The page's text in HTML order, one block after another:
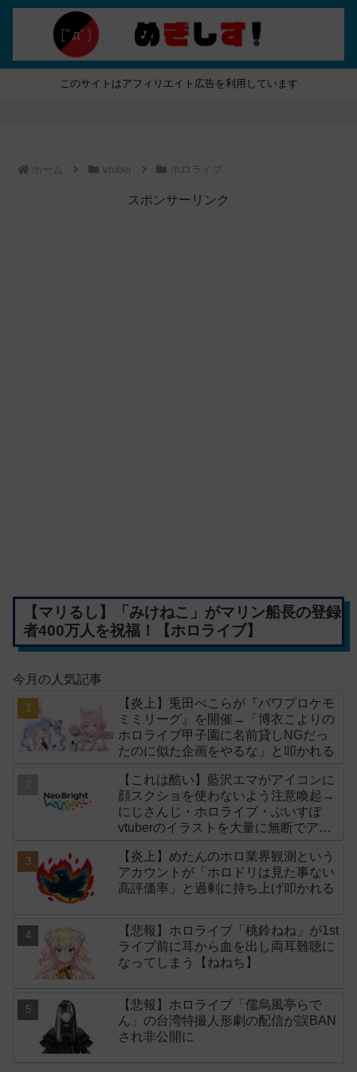
このサイトはアフィリエイト広告を利用しています
ホーム vtuber ホロライブ
スポンサーリンク
【マリるし】「みけねこ」がマリン船長の登録
者400万人を祝福！【ホロライブ】
今月の人気記事
【炎上】兎田ぺこらが『パワプロケモ
ミミリーグ』を開催→「博衣こよりの
ホロライブ甲子園に名前貸しNGだっ
たのに似た企画をやるな」と叩かれる
【これは酷い】藍沢エマがアイコンに
顔スクショを使わないよう注意喚起→
にじさんじ・ホロライブ・ぶいすぽ
vtuberのイラストを大量に無断でアイ
「NeoBright（ネオブライト）」が謝
罪！
【炎上】めたんのホロ業界観測という
アカウントが「ホロドリは見た事ない
高評価率」と過剰に持ち上げ叩かれる
【悲報】ホロライブ「桃鈴ねね」が1st
ライブ前に耳から血を出し両耳難聴に
なってしまう【ねねち】
【悲報】ホロライブ「儒烏風亭らで
ん」の台湾特撮人形劇の配信が誤BAN
され非公開に